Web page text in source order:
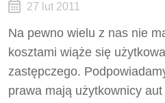
27 lut 2011
Na pewno wielu z nas nie
kosztami wiąże się
zastępczego.
prawa mają użytkownicy